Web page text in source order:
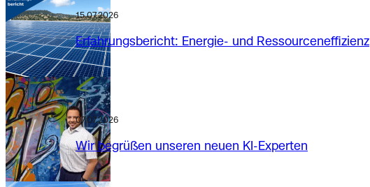
15.07.2026
Erfahrungsbericht: Energie- und Ressourceneffizienz
07.07.2026
Wir begrüßen unseren neuen KI-Experten